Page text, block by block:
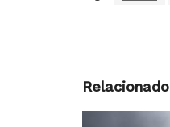
Relacionado